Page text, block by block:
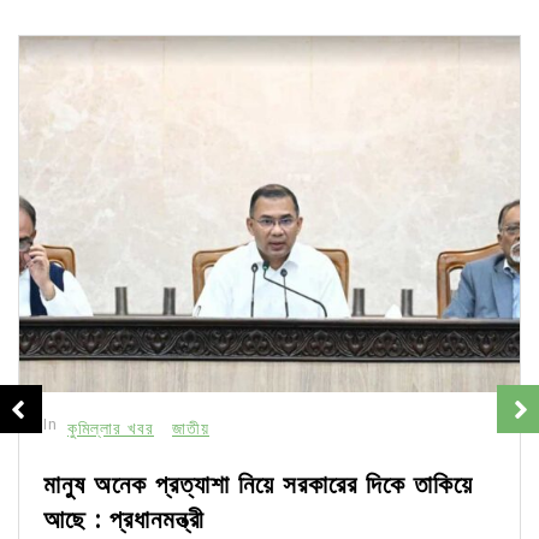
In কুমিল্লার খবর জাতীয়
মানুষ অনেক প্রত্যাশা নিয়ে সরকারের দিকে তাকিয়ে
আছে : প্রধানমন্ত্রী